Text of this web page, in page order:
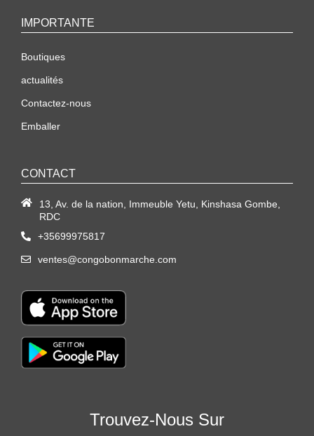
IMPORTANTE
Boutiques
actualités
Contactez-nous
Emballer
CONTACT
13, Av. de la nation, Immeuble Yetu, Kinshasa Gombe,
RDC
+35699975817
ventes@congobonmarche.com
Trouvez-Nous Sur